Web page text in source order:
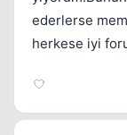
ederlerse
herkese iyi